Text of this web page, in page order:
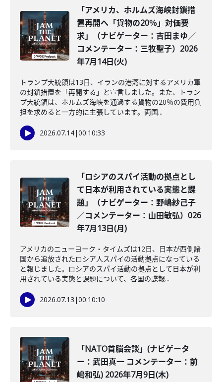
「アメリカ、ホルムズ海峡封鎖措
置再開へ「貨物の20％」対価要
求」（ナビゲーター：吉田まゆ／
コメンテーター：三牧聖子）2026
年7月14日(火)
トランプ大統領は13日、イランの港湾に対するアメリカ軍
の封鎖措置を「再開する」と宣言しました。また、トラン
プ大統領は、ホルムズ海峡を通過する貨物の20％の費用負
担を求めると一方的に主張しています。両国...
2026.07.14|00:10:33
「ロシアのスパイ活動の拠点とし
て日本が利用されている実態と課
題」（ナビゲーター：野嶋紗己子
／コメンテーター：山田敏弘）026
年7月13日(月)
アメリカのニューヨーク・タイムズは12日、日本が西側諸
国から追放されたロシア人スパイの活動拠点になっている
と報じました。ロシアのスパイ活動の拠点として日本が利
用されている実態と課題について、各国の諜報...
2026.07.13 |00:10:10
「NATO首脳会談」(ナビゲータ
ー：武田真一 コメンテーター：前
嶋和弘) 2026年7月9日(木)